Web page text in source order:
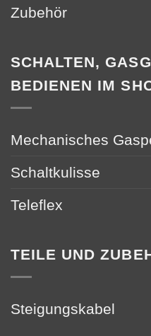
Zubehör
SCHALTEN,
BEDIENEN IM
Mechanisches
Schaltkulisse
Teleflex
TEILE UND
Steigungskabel